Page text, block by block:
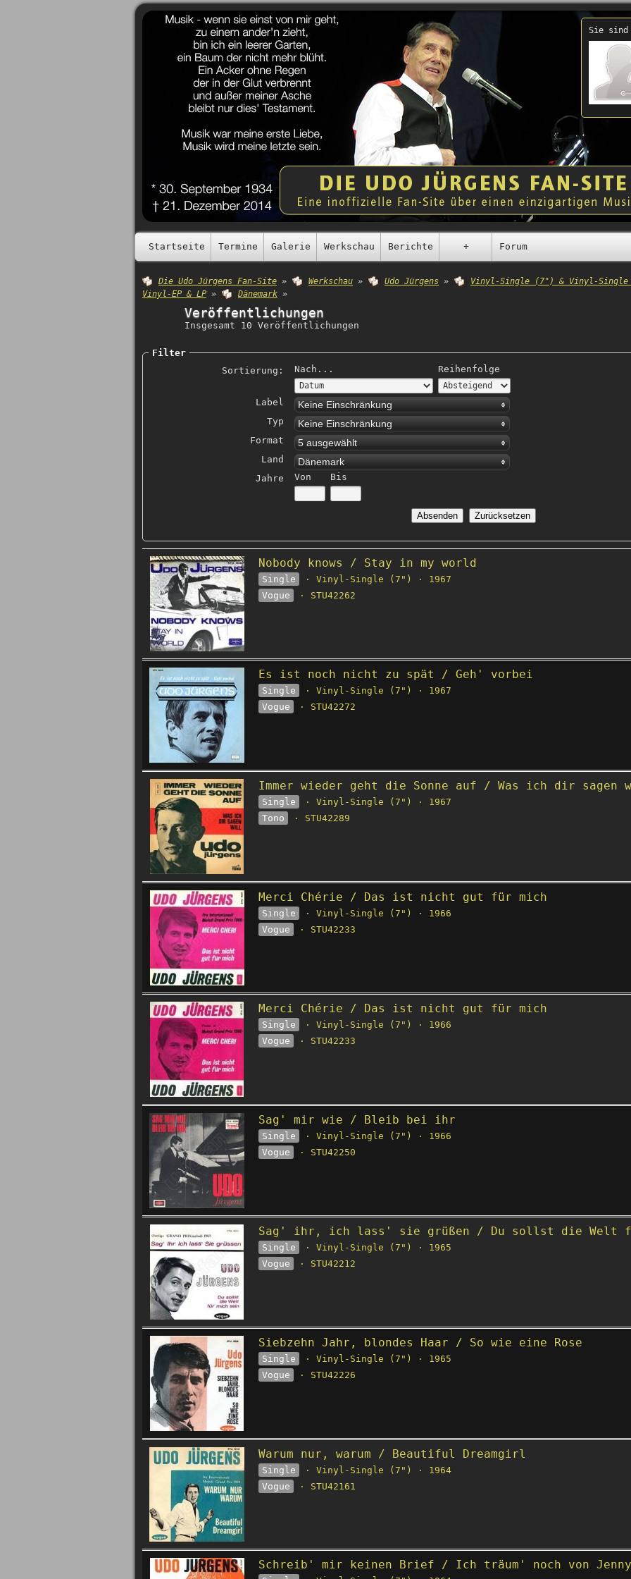
Sie sind
Startseite Termine Galerie Werkschau Berichte + Forum
Die Udo Jürgens Fan-Site » Werkschau » Udo Jürgens »
Vinyl-Single (7") & Vinyl-
Vinyl-EP & LP » Dänemark »
Veröffentlichungen
Insgesamt 10 Veröffentlichungen
Filter
Sortierung:
Nach... Reihenfolge
Label Keine Einschränkung
Typ Keine Einschränkung
Format 5 ausgewählt
Land Dänemark
Jahre Von Bis
Nobody knows / Stay in my world
Single
· Vinyl-Single (7") · 1967
Vogue
· STU42262
Es ist noch nicht zu spät / Geh' vorbei
Single
· Vinyl-Single (7") · 1967
Vogue
· STU42272
Immer wieder geht die Sonne auf / Was ich dir sagen
Single
· Vinyl-Single (7") · 1967
Tono
· STU42289
Merci Chérie / Das ist nicht gut für mich
Single
· Vinyl-Single (7") · 1966
Vogue
· STU42233
Merci Chérie / Das ist nicht gut für mich
Single
· Vinyl-Single (7") · 1966
Vogue
· STU42233
Sag' mir wie / Bleib bei ihr
Single
· Vinyl-Single (7") · 1966
Vogue
· STU42250
Sag' ihr, ich lass' sie grüßen / Du sollst die Welt
Single
· Vinyl-Single (7") · 1965
Vogue
· STU42212
Siebzehn Jahr, blondes Haar / So wie eine Rose
Single
· Vinyl-Single (7") · 1965
Vogue
· STU42226
Warum nur, warum / Beautiful Dreamgirl
Single
· Vinyl-Single (7") · 1964
Vogue
· STU42161
Schreib' mir keinen Brief / Ich träum' noch von Jenny